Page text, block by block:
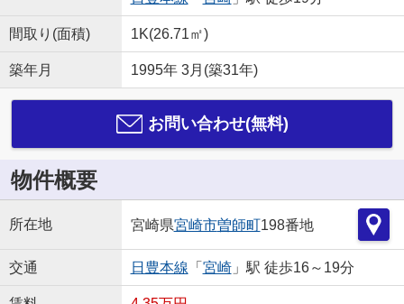
間取り(面積) 1K(26.71㎡)
築年月 1995年 3月(築31年)
お問い合わせ(無料)
物件概要
所在地 宮崎県宮崎市曽師町198番地
交通 日豊本線 「 宮崎」駅 徒歩16～19分